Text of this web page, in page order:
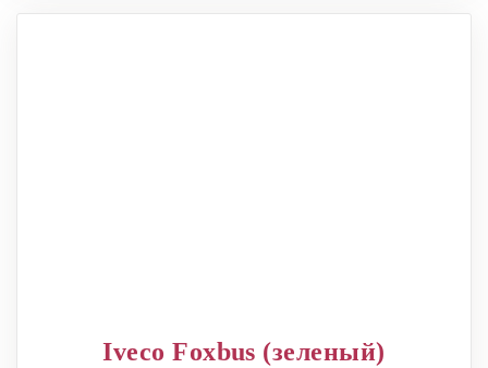
Iveco Foxbus (зеленый)